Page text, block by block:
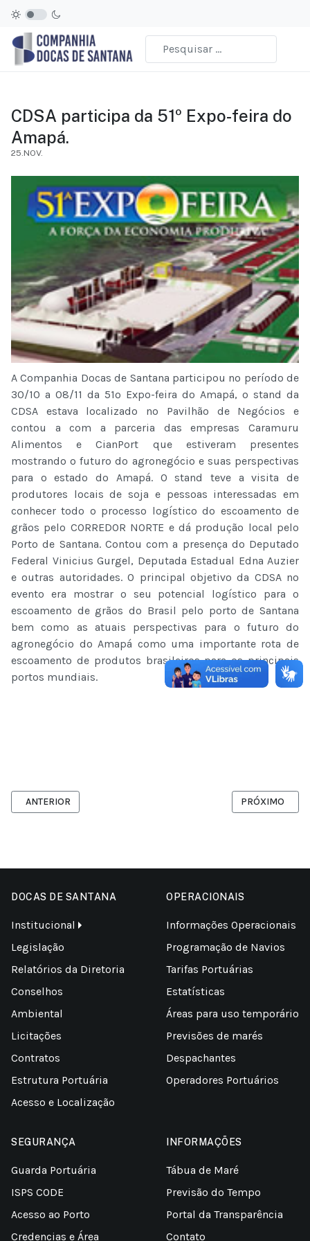
CDSA participa da 51º Expo-feira do
Amapá.
25.NOV.
A Companhia Docas de Santana participou no período de
30/10 a 08/11 da 51º Expo-feira do Amapá, o stand da
CDSA estava localizado no Pavilhão de Negócios e
contou a com a parceria das empresas Caramuru
Alimentos e CianPort que estiveram presentes
mostrando o futuro do agronegócio e suas perspectivas
para o estado do Amapá. O stand teve a visita de
produtores locais de soja e pessoas interessadas em
conhecer todo o processo logístico do escoamento de
grãos pelo CORREDOR NORTE e dá produção local pelo
Porto de Santana. Contou com a presença do Deputado
Federal Vinicius Gurgel, Deputada Estadual Edna Auzier
e outras autoridades. O principal objetivo da CDSA no
evento era mostrar o seu potencial logístico para o
escoamento de grãos do Brasil pelo porto de Santana
bem como as atuais perspectivas para o futuro do
agronegócio do Amapá como uma importante rota de
escoamento de produtos brasileiros para os principais
portos mundiais.
ARTIGO ANTERIOR: POSSE DOS MEMBROS DO CONSELHO DE
ANTERIOR PRÓXIMO
PRÓXIMO
DOCAS DE SANTANA
Institucional
Legislação
Relatórios da Diretoria
Conselhos
Ambiental
Licitações
Contratos
Estrutura Portuária
Acesso e Localização
OPERACIONAIS
Informações Operacionais
Programação de Navios
Tarifas Portuárias
Estatísticas
Áreas para uso temporário
Previsões de marés
Despachantes
Operadores Portuários
SEGURANÇA
Guarda Portuária
ISPS CODE
Acesso ao Porto
Credencias e Área
INFORMAÇÕES
Tábua de Maré
Previsão do Tempo
Portal da Transparência
Contato